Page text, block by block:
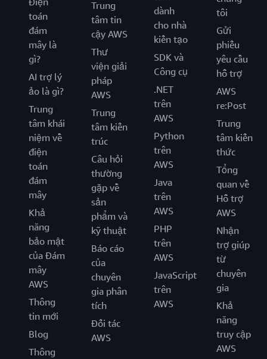
toán
đám
mây là
gì?
AI trợ lý
ảo là gì?
Trung
tâm khái
niệm về
điện
toán
đám
mây
Khả
năng
bảo mật
của Đám
mây
AWS
Thông
tin mới
Blog
Thông
Trung
tâm tin
cậy AWS
Thư
viện giải
pháp
AWS
Trung
tâm kiến
trúc
Câu hỏi
thường
gặp về
sản
phẩm và
kỹ thuật
Báo cáo
của
chuyên
gia phân
tích
Đối tác
AWS
dành
cho nhà
kiến tạo
SDK và
Công cụ
.NET
trên
AWS
Python
trên
AWS
Java
trên
AWS
PHP
trên
AWS
JavaScript
trên
AWS
tôi
Gửi
phiếu
yêu cầu
hỗ trợ
AWS
re:Post
Trung
tâm kiến
thức
Tổng
quan về
Hỗ trợ
AWS
Nhận
trợ giúp
từ
chuyên
gia
Khả
năng
truy cập
AWS